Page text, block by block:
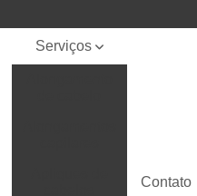
Serviços
Contato